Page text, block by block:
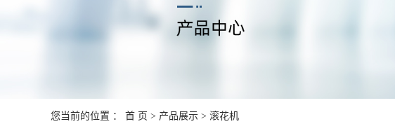
您当前的位置 ： 首 页 > 产品展示 > 滚花机